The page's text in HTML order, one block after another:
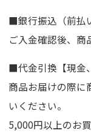
■銀行振込（前払
ご入金確認後、商
■代金引換【現金
商品お届けの際に
いください。
5,000円以上のお